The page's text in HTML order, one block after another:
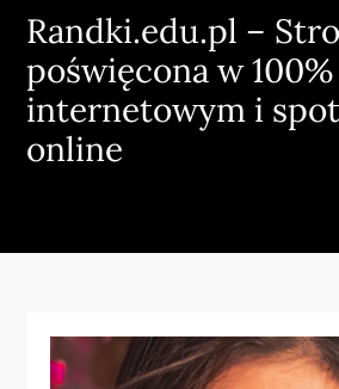
Skip
content
Randki.edu.pl –
poświęcona w
internetowym i
online